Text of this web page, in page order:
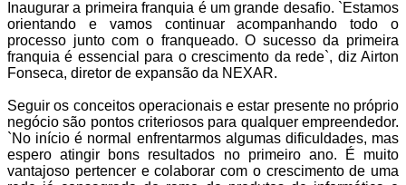
Inaugurar a primeira franquia é um grande desafio. `Estamos
orientando e vamos continuar acompanhando todo o
processo junto com o franqueado. O sucesso da primeira
franquia é essencial para o crescimento da rede`, diz Airton
Fonseca, diretor de expansão da NEXAR.
Seguir os conceitos operacionais e estar presente no próprio
negócio são pontos criteriosos para qualquer empreendedor.
`No início é normal enfrentarmos algumas dificuldades, mas
espero atingir bons resultados no primeiro ano. É muito
vantajoso pertencer e colaborar com o crescimento de uma